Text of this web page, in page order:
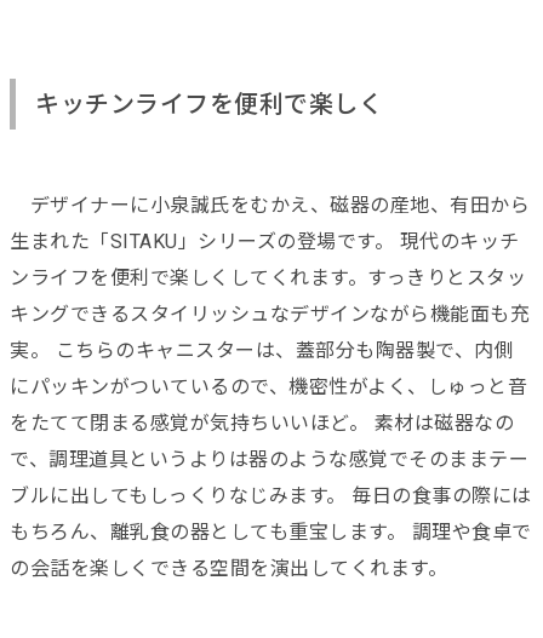
キッチンライフを便利で楽しく
デザイナーに小泉誠氏をむかえ、磁器の産地、有田から
生まれた「SITAKU」シリーズの登場です。 現代のキッチ
ンライフを便利で楽しくしてくれます。すっきりとスタッ
キングできるスタイリッシュなデザインながら機能面も充
実。 こちらのキャニスターは、蓋部分も陶器製で、内側
にパッキンがついているので、機密性がよく、しゅっと音
をたてて閉まる感覚が気持ちいいほど。 素材は磁器なの
で、調理道具というよりは器のような感覚でそのままテー
ブルに出してもしっくりなじみます。 毎日の食事の際には
もちろん、離乳食の器としても重宝します。 調理や食卓で
の会話を楽しくできる空間を演出してくれます。